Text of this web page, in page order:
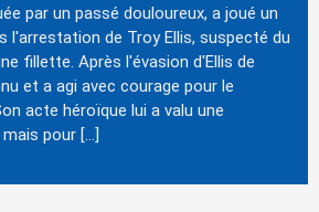
par un passé douloureux, a joué un
l'arrestation de Troy Ellis, suspecté du
fillette. Après l'évasion d'Ellis de
et a agi avec courage pour le
acte héroïque lui a valu une
pour […]